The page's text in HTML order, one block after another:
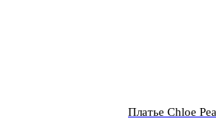
Платье Chloe